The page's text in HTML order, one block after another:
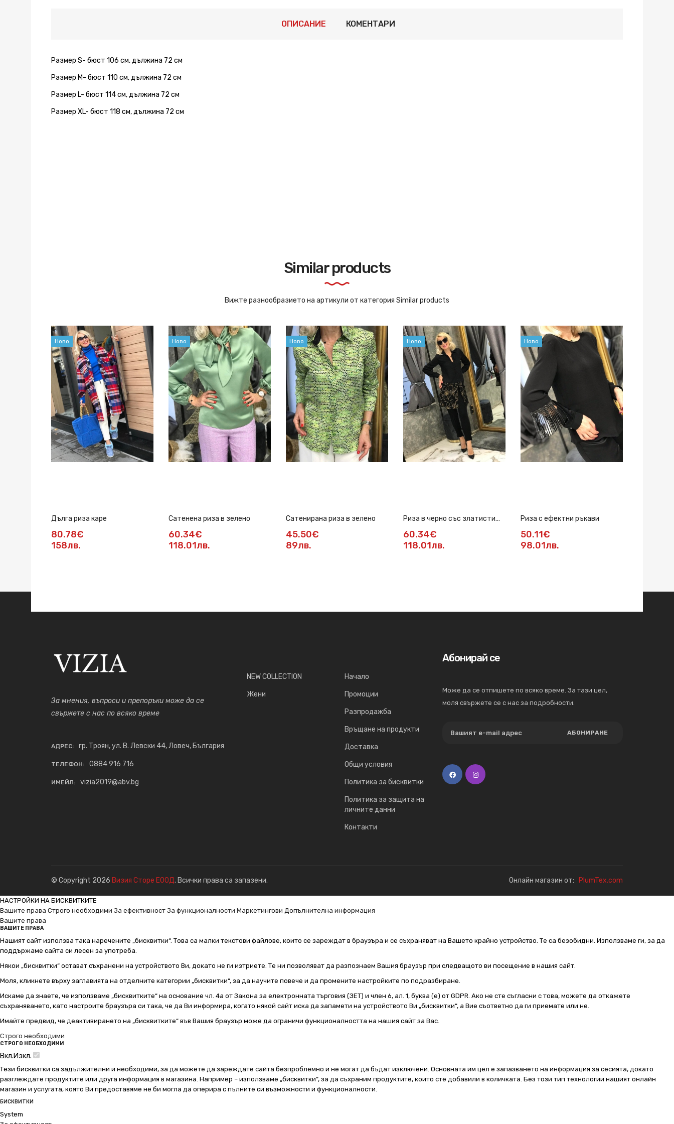
ОПИСАНИЕ КОМЕНТАРИ
Размер S- бюст 106 см, дължина 72 см
Размер M- бюст 110 см, дължина 72 см
Размер L- бюст 114 см, дължина 72 см
Размер XL- бюст 118 см, дължина 72 см
Similar products
Вижте разнообразието на артикули от категория Similar products
Ново
Дълга риза каре
80.78€
158лв.
Ново
Сатенена риза в зелено
60.34€
118.01лв.
Ново
Сатенирана риза в зелено
45.50€
89лв.
Ново
Риза в черно със златисти
цветя
60.34€
118.01лв.
Ново
Риза с ефектни ръкави
50.11€
98.01лв.
За мнения, въпроси и препоръки може да се
свържете с нас по всяко време
АДРЕС: гр. Троян, ул. В. Левски 44, Ловеч, България
ТЕЛЕФОН: 0884 916 716
ИМЕЙЛ: vizia2019@abv.bg
NEW COLLECTION
Жени
Начало
Промоции
Разпродажба
Връщане на продукти
Доставка
Общи условия
Политика за бисквитки
Политика за защита на
личните данни
Контакти
Абонирай се
Може да се отпишете по всяко време. За тази цел,
моля свържете се с нас за подробности.
АБОНИРАНЕ
© Copyright 2026 Визия Сторе ЕООД. Всички права са запазени. Онлайн магазин от: PlumTex.com
НАСТРОЙКИ НА БИСКВИТКИТЕ
Вашите права Строго необходими За ефективност За функционалности Маркетингови Допълнителна информация
Вашите права
ВАШИТЕ ПРАВА
Нашият сайт използва така наречените „бисквитки“. Това са малки текстови файлове, които се зареждат в браузъра и се съхраняват на Вашето крайно устройство. Те са безобидни. Използваме ги, за да
поддържаме сайта си лесен за употреба.
Някои „бисквитки“ остават съхранени на устройството Ви, докато не ги изтриете. Те ни позволяват да разпознаем Вашия браузър при следващото ви посещение в нашия сайт.
Моля, кликнете върху заглавията на отделните категории „бисквитки“, за да научите повече и да промените настройките по подразбиране.
Искаме да знаете, че използваме „бисквитките“ на основание чл. 4а от Закона за електронната търговия (ЗЕТ) и член 6, ал. 1, буква (е) от GDPR. Ако не сте съгласни с това, можете да откажете
съхраняването, като настроите браузъра си така, че да Ви информира, когато някой сайт иска да запамети на устройството Ви „бисквитки“, а Вие съответно да ги приемате или не.
Имайте предвид, че деактивирането на „бисквитките“ във Вашия браузър може да ограничи функционалността на нашия сайт за Вас.
Строго необходими
СТРОГО НЕОБХОДИМИ
Вкл.Изкл.
Тези бисквитки са задължителни и необходими, за да можете да зареждате сайта безпроблемно и не могат да бъдат изключени. Основната им цел е запазването на информация за сесията, докато
разглеждате продуктите или друга информация в магазина. Например – използваме „бисквитки“, за да съхраним продуктите, които сте добавили в количката. Без този тип технологии нашият онлайн
магазин и услугата, която Ви предоставяме не би могла да оперира с пълните си възможности и функционалности.
БИСКВИТКИ
System